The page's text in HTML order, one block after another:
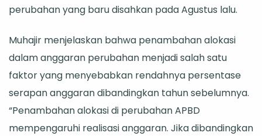
Optimis
95
Persen
di
Akhir
perubahan yang baru disahkan pada Agustus lalu.
Muhajir menjelaskan bahwa penambahan alokasi
dalam anggaran perubahan menjadi salah satu
faktor yang menyebabkan rendahnya persentase
serapan anggaran dibandingkan tahun sebelumnya.
“Penambahan alokasi di perubahan APBD
mempengaruhi realisasi anggaran. Jika dibandingkan